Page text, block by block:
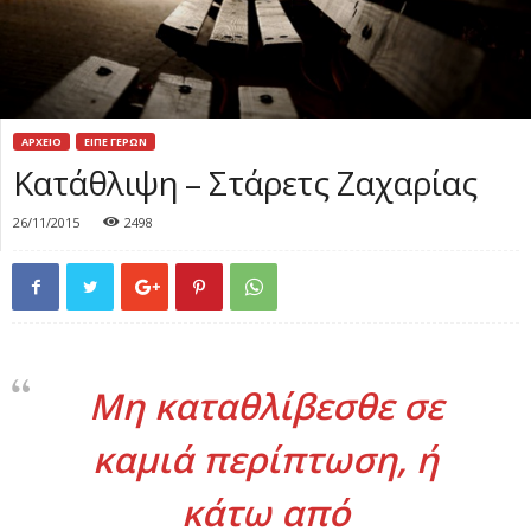
ΑΡΧΕΙΟ ΕΙΠΕ ΓΕΡΩΝ
Κατάθλιψη – Στάρετς Ζαχαρίας
26/11/2015 2498
Μη καταθλίβεσθε σε
καμιά περίπτωση, ή
κάτω από